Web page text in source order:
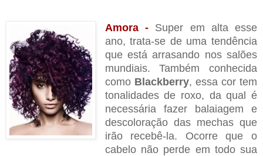
Amora - Super em alta esse
ano, trata-se de uma tendência
que está arrasando nos salões
mundiais. Também conhecida
como Blackberry, essa cor tem
tonalidades de roxo, da qual é
necessária fazer balaiagem e
descoloração das mechas que
irão recebê-la. Ocorre que o
cabelo não perde em todo sua